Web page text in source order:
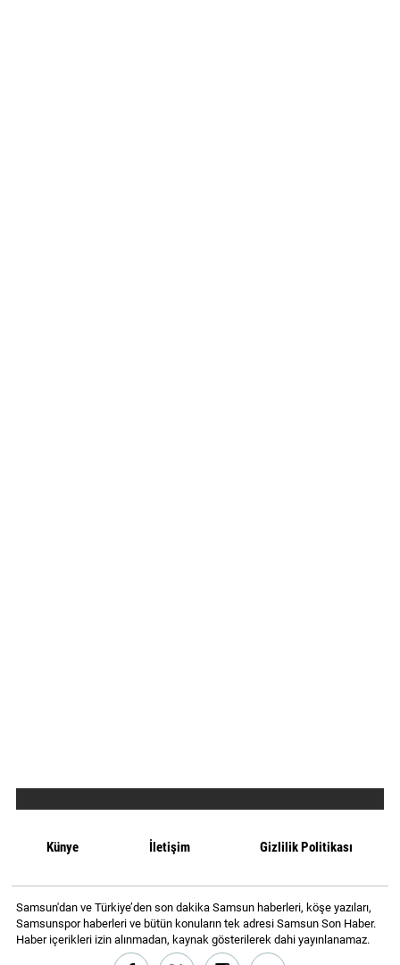
Künye İletişim Gizlilik Politikası
Samsun'dan ve Türkiye’den son dakika Samsun haberleri, köşe yazıları,
Samsunspor haberleri ve bütün konuların tek adresi Samsun Son Haber.
Haber içerikleri izin alınmadan, kaynak gösterilerek dahi yayınlanamaz.